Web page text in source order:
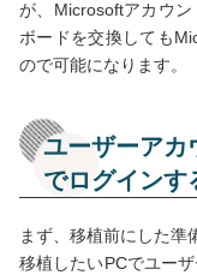
が、Microsoftアカウ
ボードを交換しても
ので可能になります。
ユーザーア
でログインす
まず、移植前にした準
移植したいPCでユー